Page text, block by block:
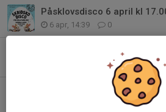
Påsklovsdisco 6 april kl
6 apr, 14:39 0
Påsklovsåkning tisdagen
0
Hemmamatch Knivsta IK